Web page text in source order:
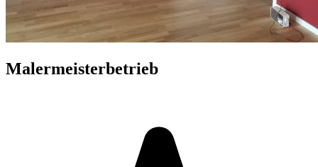
Malermeisterbetrieb